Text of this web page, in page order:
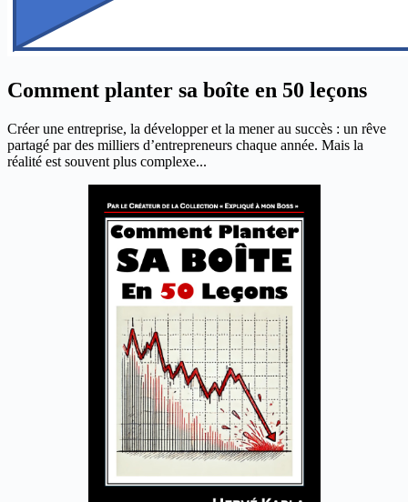
Comment planter sa boîte en 50 leçons
Créer une entreprise, la développer et la mener au succès : un rêve
partagé par des milliers d’entrepreneurs chaque année. Mais la
réalité est souvent plus complexe...